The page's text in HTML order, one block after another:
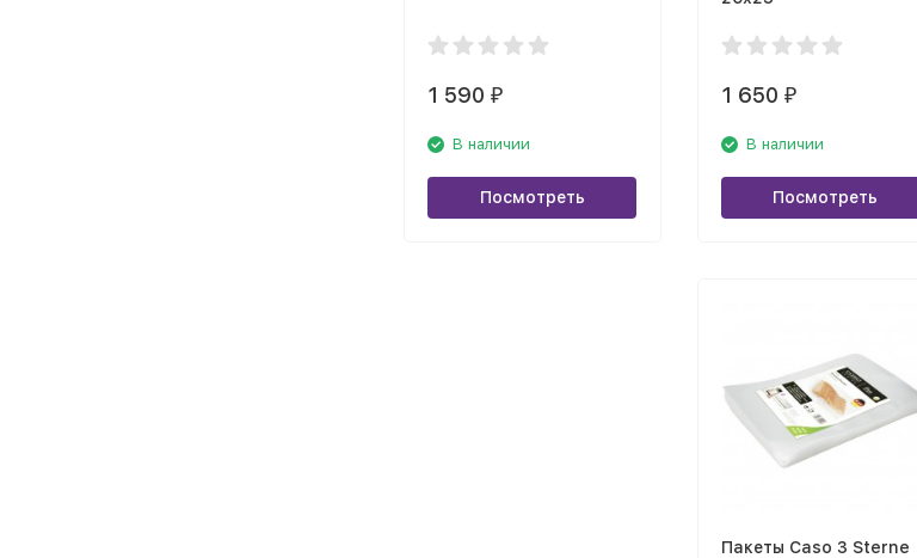
1 590 ₽
В наличии
Посмотреть
1 650 ₽
В наличии
Посмотреть
Пакеты Caso 3 Sterne